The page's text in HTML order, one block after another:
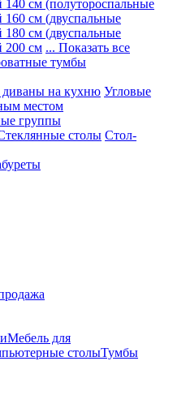
см (полутороспальные
см (двуспальные
см (двуспальные
200 см ... Показать все
тумбы
диваны на кухню Угловые
местом
группы
столы Стол-
Мебель для
столыТумбы